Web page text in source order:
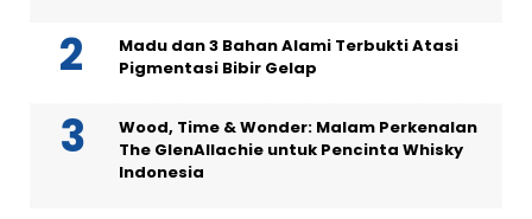
Madu dan 3 Bahan Alami Terbukti Atasi
Pigmentasi Bibir Gelap
Wood, Time & Wonder: Malam Perkenalan
The GlenAllachie untuk Pencinta Whisky
Indonesia